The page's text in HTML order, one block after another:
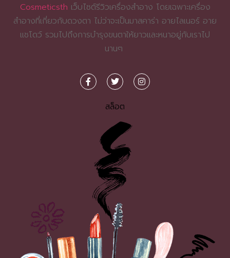
Cosmeticsth เว็บไซต์รีวิวเครื่องสำอาง โดยเฉพาะเครื่อง
สำอางที่เกี่ยวกับดวงตา ไม่ว่าจะเป็นมาสคาร่า อายไลเนอร์ อาย
แชโดว์ รวมไปถึงการบำรุงขนตาให้ยาวและหนาอยู่กับเราไป
นานๆ
สล็อต